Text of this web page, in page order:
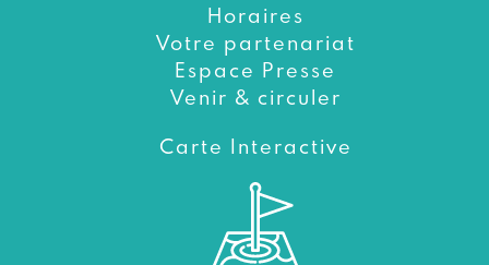
Horaires
Votre partenariat
Espace Presse
Venir & circuler
Carte Interactive